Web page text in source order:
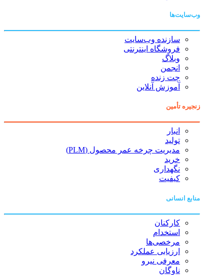
وب‌سایت‌ها
سازنده وب‌سایت
فروشگاه اینترنتی
وبلاگ
انجمن
چت زنده
آموزش آنلاین
زنجیره تأمین
انبار
تولید
مدیریت چرخه عمر محصول (PLM)
خرید
نگهداری
کیفیت
منابع انسانی
کارکنان
استخدام
مرخصی‌ها
ارزیابی عملکرد
معرفی نیرو
ناوگان